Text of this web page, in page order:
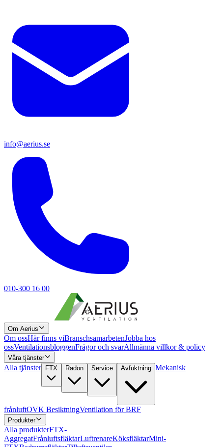
info@aerius.se
010-300 16 00
Om Aerius
Om ossHär finns viBranschsamarbetenJobba hos
ossVentilationsbloggenFrågor och svarAllmänna villkor & policy
Våra tjänster
Alla tjänster FTX Radon Service Avfuktning Mekanisk
frånluftOVK BesiktningVentilation för BRF
Produkter
Alla produkterFTX-
AggregatFrånluftsfläktarLuftrenareKöksfläktarMini-